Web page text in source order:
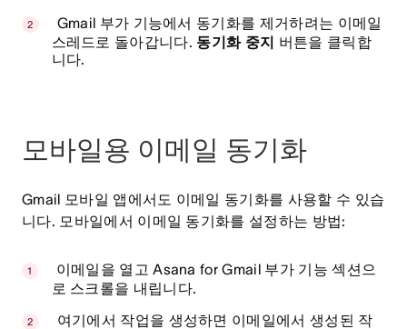
Gmail 부가 기능에서 동기화를 제거하려는 이메일
스레드로 돌아갑니다. 동기화 중지 버튼을 클릭합
니다.
모바일용 이메일 동기화
Gmail 모바일 앱에서도 이메일 동기화를 사용할 수 있습
니다. 모바일에서 이메일 동기화를 설정하는 방법:
이메일을 열고 Asana for Gmail 부가 기능 섹션으
로 스크롤을 내립니다.
여기에서 작업을 생성하면 이메일에서 생성된 작